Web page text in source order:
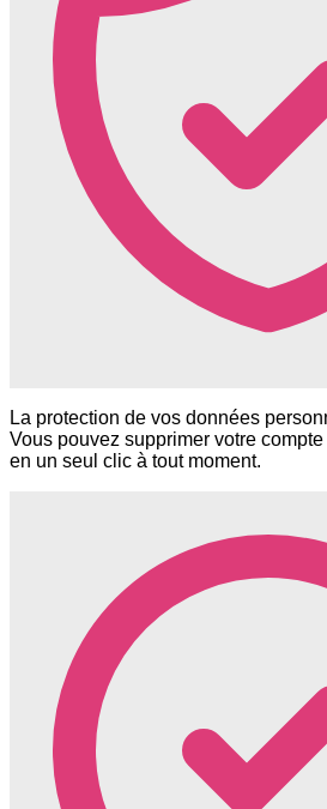
La protection de vos données
Vous pouvez supprimer votre
en un seul clic à tout moment.